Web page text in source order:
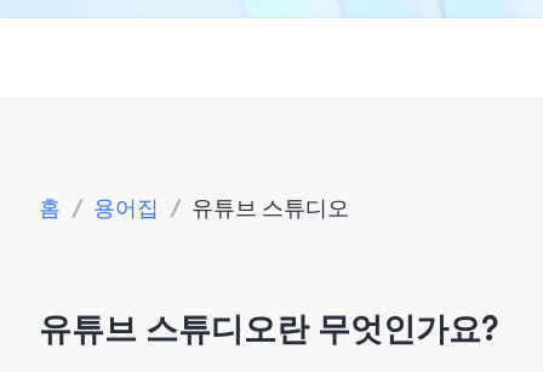
홈 / 용어집 / 유튜브 스튜디오
유튜브 스튜디오란 무엇인가요?